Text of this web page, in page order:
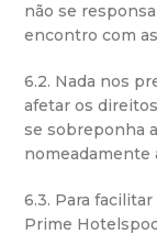
não se
encontro com
6.2. Nada nos
afetar os
se sobreponha
nomeadamente
6.3. Para
Prime